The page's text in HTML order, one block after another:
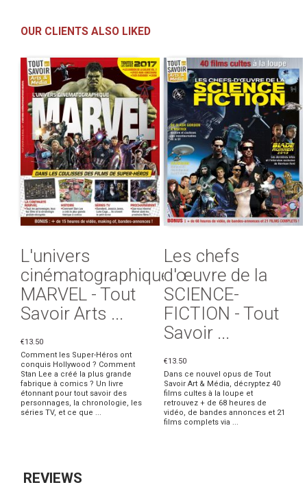
OUR CLIENTS ALSO LIKED
L'univers
cinématographique
MARVEL - Tout
Savoir Arts ...
€13.50
Comment les Super-Héros ont
conquis Hollywood ? Comment
Stan Lee a créé la plus grande
fabrique à comics ? Un livre
étonnant pour tout savoir des
personnages, la chronologie, les
séries TV, et ce que ...
Les chefs
d'œuvre de la
SCIENCE-
FICTION - Tout
Savoir ...
€13.50
Dans ce nouvel opus de Tout
Savoir Art & Média, décryptez 40
films cultes à la loupe et
retrouvez + de 68 heures de
vidéo, de bandes annonces et 21
films complets via ...
REVIEWS